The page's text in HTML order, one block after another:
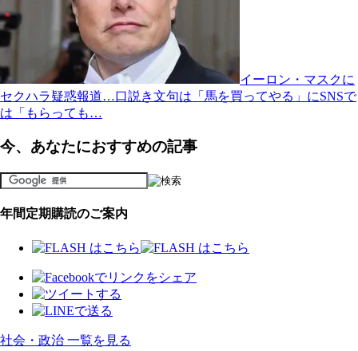
イーロン・マスクに
セクハラ疑惑報道…口説き文句は「馬を買ってやる」にSNSで
は「もらっても…
今、あなたにおすすめの記事
年間定期購読のご案内
社会・政治 一覧を見る